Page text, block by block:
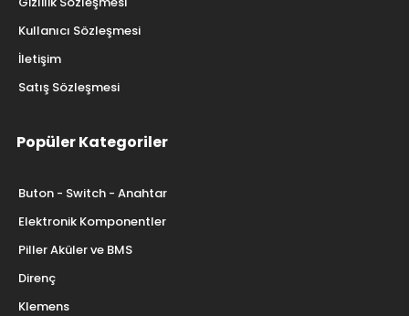
Kullanıcı Sözleşmesi
İletişim
Satış Sözleşmesi
Popüler Kategoriler
Buton - Switch - Anahtar
Elektronik Komponentler
Piller Aküler ve BMS
Direnç
Klemens